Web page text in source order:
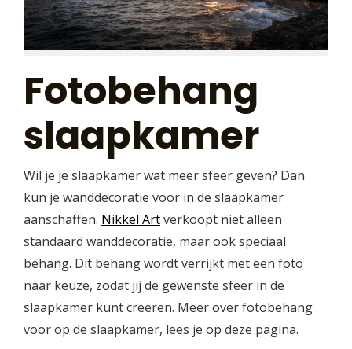
Fotobehang
slaapkamer
Wil je je slaapkamer wat meer sfeer geven? Dan
kun je wanddecoratie voor in de slaapkamer
aanschaffen. Nikkel Artverkoopt niet alleen
standaard wanddecoratie, maar ook speciaal
behang. Dit behang wordt verrijkt met een foto
naar keuze, zodat jij de gewenste sfeer in de
slaapkamer kunt creëren. Meer over fotobehang
voor op de slaapkamer, lees je op deze pagina.